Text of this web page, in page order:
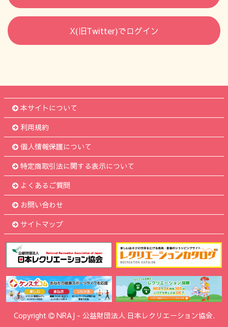
X(旧Twitter)でログイン
本サイトについて
利用規約
個人情報保護について
特定商取引法に関する表示について
よくあるご質問
お問い合わせ
サイトマップ
Copyright NRAJ - 公益財団法人 日本レクリエーション協会.